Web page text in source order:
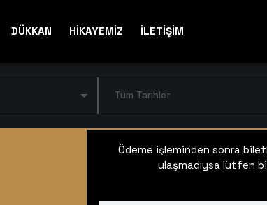
DÜKKAN HİKAYEMİZ İLETİŞİM
Tüm Tarihler
Ödeme işleminden sonra
ulaşmadıysa lütfen